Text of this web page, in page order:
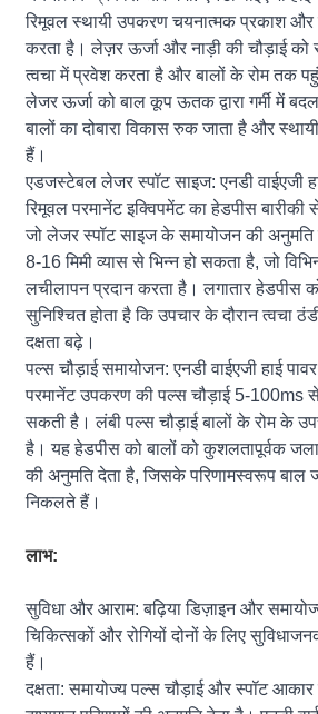
रिमूवल स्थायी उपकरण चयनात्मक प्रकाश और
करता है। लेज़र ऊर्जा और नाड़ी की चौड़ाई
त्वचा में प्रवेश करता है और बालों के रोम तक
लेजर ऊर्जा को बाल कूप ऊतक द्वारा गर्मी में
बालों का दोबारा विकास रुक जाता है और
हैं।
एडजस्टेबल लेजर स्पॉट साइज: एनडी वाईएजी
रिमूवल परमानेंट इक्विपमेंट का हेडपीस बारीकी
जो लेजर स्पॉट साइज के समायोजन की
8-16 मिमी व्यास से भिन्न हो सकता है, जो
लचीलापन प्रदान करता है। लगातार हेडपीस
सुनिश्चित होता है कि उपचार के दौरान त्वचा
दक्षता बढ़े।
पल्स चौड़ाई समायोजन: एनडी वाईएजी हाई
परमानेंट उपकरण की पल्स चौड़ाई 5-100ms
सकती है। लंबी पल्स चौड़ाई बालों के रोम के
है। यह हेडपीस को बालों को कुशलतापूर्वक
की अनुमति देता है, जिसके परिणामस्वरूप बाल
निकलते हैं।
लाभ:
सुविधा और आराम: बढ़िया डिज़ाइन और
चिकित्सकों और रोगियों दोनों के लिए
हैं।
दक्षता: समायोज्य पल्स चौड़ाई और स्पॉट